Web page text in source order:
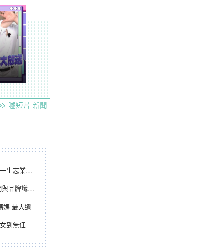
噓短片 新聞
點亮KANO精神
誌重磅啟用
憾無緣大聯盟
判人生國際發光